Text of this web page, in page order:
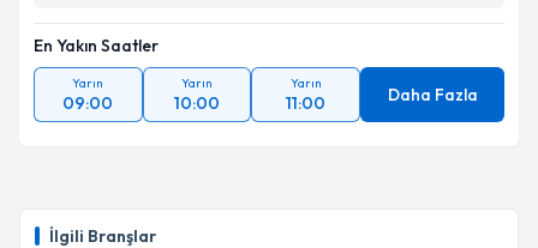
İlgili Branşlar
En Yakın Saatler
Yarın
09:00
Yarın
10:00
Yarın
11:00 Daha Fazla